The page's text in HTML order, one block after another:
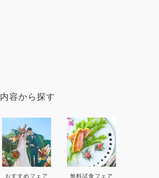
9
WED FRI SAT
2 3 4 5
内容から探す
おすすめフェア 無料試食フェア